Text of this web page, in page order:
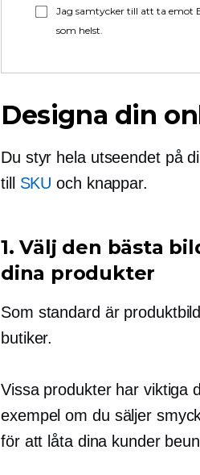
Jag samtycker till att ta emot
som helst.
Designa din
Du styr hela utseendet på
till SKU och knappar.
1. Välj den bästa
dina produkter
Som standard är
butiker.
Vissa produkter har viktiga
exempel om du säljer
för att låta dina kunder